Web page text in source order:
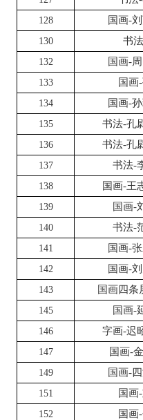
128 国画-
130 书
132 国画-
133 国画
134 国画-
135 书法-孔
136 书法-孔
137 书法-
138 国画-王
139 国画-
140 书法-
141 国画-
142 国画-
143 国画四条
145 国画-
146 字画-迟
147 国画-
149 国画-
151 国画
152 国画